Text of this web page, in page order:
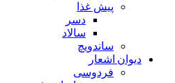
پیش غذا
دسر
سالاد
ساندویچ
دیوان اشعار
فردوسی